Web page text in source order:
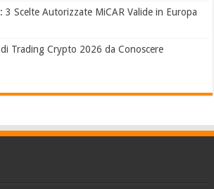
3 Scelte Autorizzate MiCAR Valide in Europa
Trading Crypto 2026 da Conoscere